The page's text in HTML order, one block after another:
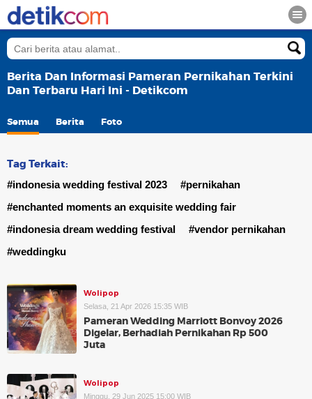
Berita Dan Informasi Pameran Pernikahan Terkini
Dan Terbaru Hari Ini - Detikcom
Semua Berita Foto
Tag Terkait:
#indonesia wedding festival 2023
#pernikahan
#enchanted moments an exquisite wedding fair
#indonesia dream wedding festival
#vendor pernikahan
#weddingku
Wolipop
Selasa, 21 Apr 2026 15:35 WIB
Pameran Wedding Marriott Bonvoy 2026
Digelar, Berhadiah Pernikahan Rp 500
Juta
Wolipop
Minggu, 29 Jun 2025 15:00 WIB